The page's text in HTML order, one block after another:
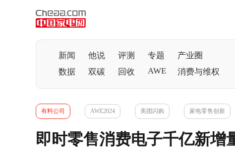
新闻 他说 评测 专题
产业圈
数据
双碳 回收 AWE 消费与维权
有料公司 AWE2024 美团闪购 家电零售创新
即时零售消费电子千亿新增